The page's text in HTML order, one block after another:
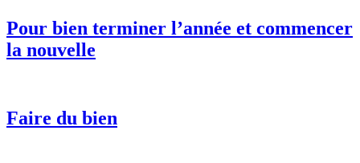
Pour bien terminer l’année et commencer
la nouvelle
Faire du bien